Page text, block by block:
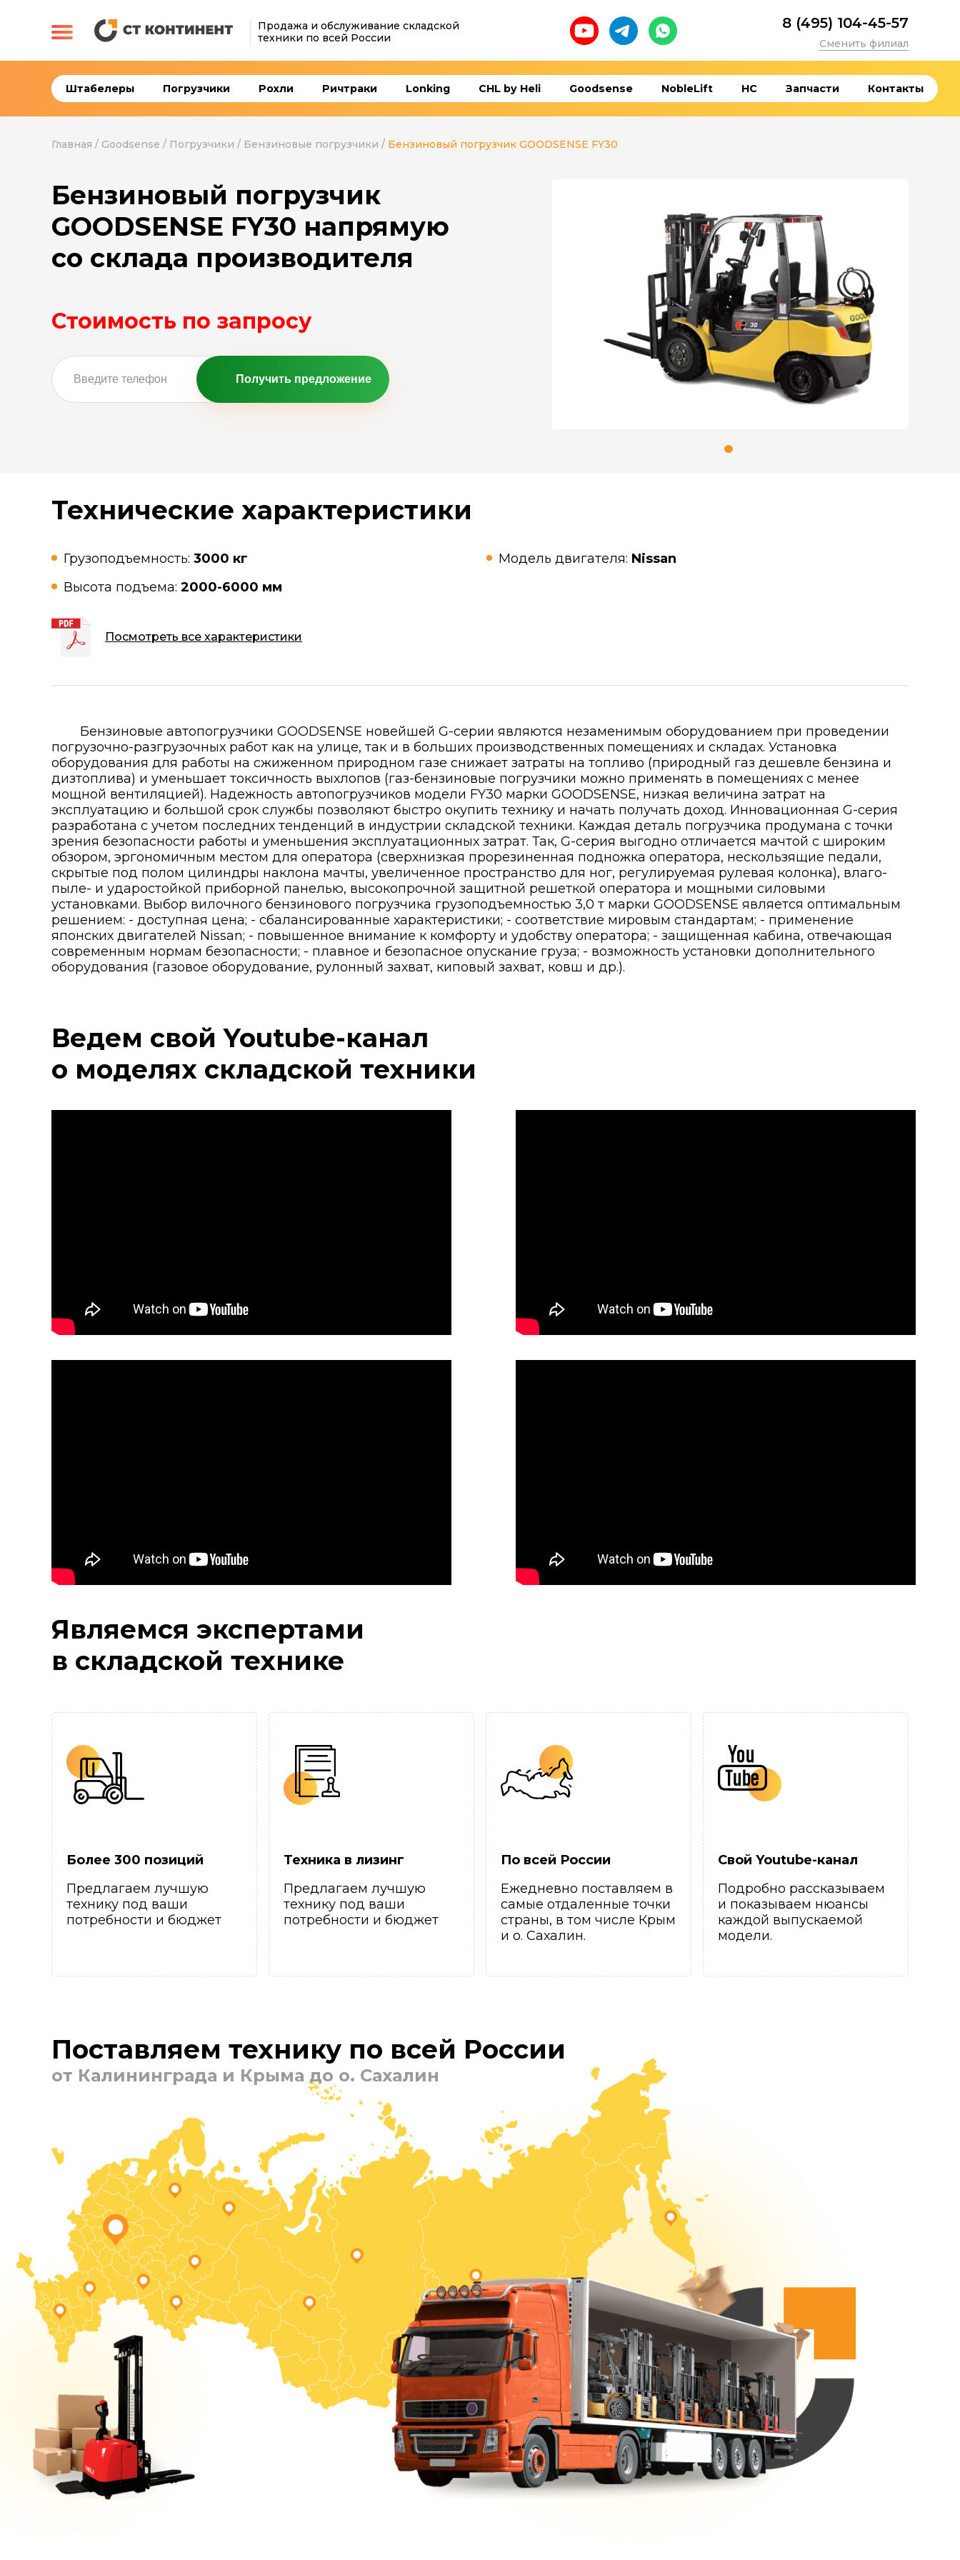
Продажа и обслуживание складской
техники по всей России
8 (495) 104-45-57
Сменить филиал
Штабелеры Погрузчики Рохли Ричтраки Lonking CHL by Heli Goodsense NobleLift HC Запчасти Контакты
Главная / Goodsense / Погрузчики / Бензиновые погрузчики / Бензиновый погрузчик GOODSENSE FY30
Бензиновый погрузчик
GOODSENSE FY30 напрямую
со склада производителя
Стоимость по запросу
Получить предложение
Технические характеристики
Грузоподъемность: 3000 кг
Высота подъема: 2000-6000 мм
Модель двигателя: Nissan
Посмотреть все характеристики
Бензиновые автопогрузчики GOODSENSE новейшей G-серии являются незаменимым оборудованием при проведении
погрузочно-разгрузочных работ как на улице, так и в больших производственных помещениях и складах. Установка
оборудования для работы на сжиженном природном газе снижает затраты на топливо (природный газ дешевле бензина и
дизтоплива) и уменьшает токсичность выхлопов (газ-бензиновые погрузчики можно применять в помещениях с менее
мощной вентиляцией). Надежность автопогрузчиков модели FY30 марки GOODSENSE, низкая величина затрат на
эксплуатацию и большой срок службы позволяют быстро окупить технику и начать получать доход. Инновационная G-серия
разработана с учетом последних тенденций в индустрии складской техники. Каждая деталь погрузчика продумана с точки
зрения безопасности работы и уменьшения эксплуатационных затрат. Так, G-серия выгодно отличается мачтой с широким
обзором, эргономичным местом для оператора (сверхнизкая прорезиненная подножка оператора, нескользящие педали,
скрытые под полом цилиндры наклона мачты, увеличенное пространство для ног, регулируемая рулевая колонка), влаго-
пыле- и ударостойкой приборной панелью, высокопрочной защитной решеткой оператора и мощными силовыми
установками. Выбор вилочного бензинового погрузчика грузоподъемностью 3,0 т марки GOODSENSE является оптимальным
решением: - доступная цена; - сбалансированные характеристики; - соответствие мировым стандартам; - применение
японских двигателей Nissan; - повышенное внимание к комфорту и удобству оператора; - защищенная кабина, отвечающая
современным нормам безопасности; - плавное и безопасное опускание груза; - возможность установки дополнительного
оборудования (газовое оборудование, рулонный захват, киповый захват, ковш и др.).
Ведем свой Youtube-канал
о моделях складской техники
Являемся экспертами
в складской технике
Более 300 позиций
Предлагаем лучшую
технику под ваши
потребности и бюджет
Техника в лизинг
Предлагаем лучшую
технику под ваши
потребности и бюджет
По всей России
Ежедневно поставляем в
самые отдаленные точки
страны, в том числе Крым
и о. Сахалин.
Свой Youtube-канал
Подробно рассказываем
и показываем нюансы
каждой выпускаемой
модели.
Поставляем технику по всей России
от Калининграда и Крыма до о. Сахалин